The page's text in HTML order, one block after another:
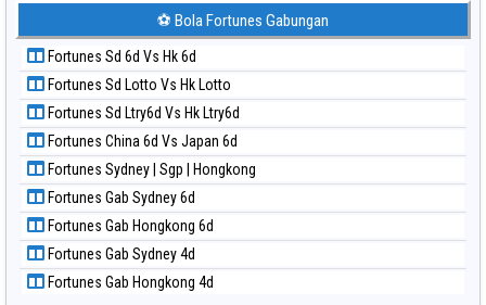
Paito Harian Korea
Paito Harian Kuda Lari
Paito Harian Magnum Cambodia
Paito Harian Nagoya
Paito Harian New York Midday
Paito Harian North Carolina Day
Paito Harian Pcso
Paito Harian Pennsylvania Day
Paito Harian Sao Paulo
Paito Harian Singapore
Paito Harian Sydney
⚽ Bola Fortunes Gabungan
Fortunes Sd 6d Vs Hk 6d
Fortunes Sd Lotto Vs Hk Lotto
Fortunes Sd Ltry6d Vs Hk Ltry6d
Fortunes China 6d Vs Japan 6d
Fortunes Sydney | Sgp | Hongkong
Fortunes Gab Sydney 6d
Fortunes Gab Hongkong 6d
Fortunes Gab Sydney 4d
Fortunes Gab Hongkong 4d